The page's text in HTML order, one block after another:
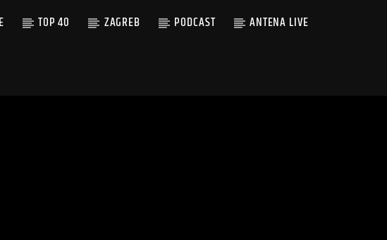
TOP 40 ZAGREB PODCAST ANTENA LIVE